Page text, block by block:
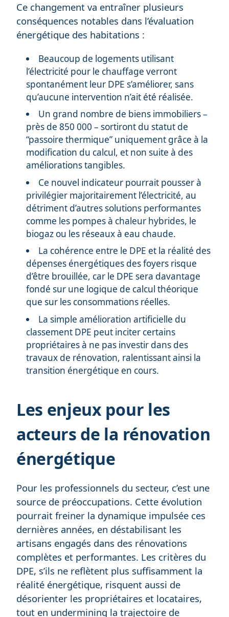
Ce changement va entraîner plusieurs
conséquences notables dans l’évaluation
énergétique des habitations :
Beaucoup de logements utilisant
l’électricité pour le chauffage verront
spontanément leur DPE s’améliorer, sans
qu’aucune intervention n’ait été réalisée.
Un grand nombre de biens immobiliers –
près de 850 000 – sortiront du statut de
“passoire thermique” uniquement grâce à la
modification du calcul, et non suite à des
améliorations tangibles.
Ce nouvel indicateur pourrait pousser à
privilégier majoritairement l’électricité, au
détriment d’autres solutions performantes
comme les pompes à chaleur hybrides, le
biogaz ou les réseaux à eau chaude.
La cohérence entre le DPE et la réalité des
dépenses énergétiques des foyers risque
d’être brouillée, car le DPE sera davantage
fondé sur une logique de calcul théorique
que sur les consommations réelles.
La simple amélioration artificielle du
classement DPE peut inciter certains
propriétaires à ne pas investir dans des
travaux de rénovation, ralentissant ainsi la
transition énergétique en cours.
Les enjeux pour les
acteurs de la rénovation
énergétique
Pour les professionnels du secteur, c’est une
source de préoccupations. Cette évolution
pourrait freiner la dynamique impulsée ces
dernières années, en déstabilisant les
artisans engagés dans des rénovations
complètes et performantes. Les critères du
DPE, s’ils ne reflètent plus suffisamment la
réalité énergétique, risquent aussi de
désorienter les propriétaires et locataires,
tout en undermining la trajectoire de